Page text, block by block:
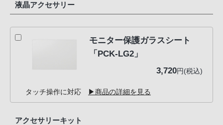
液晶アクセサリー
モニター保護ガラスシート
「PCK-LG2」
3,720円(税込)
タッチ操作に対応 ▶商品の詳細を見る
アクセサリーキット